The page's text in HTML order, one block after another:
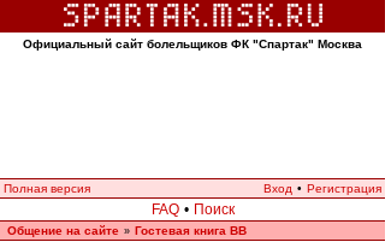
Официальный сайт болельщиков ФК "Спартак" Москва
Полная версия Вход • Регистрация
FAQ • Поиск
Общение на сайте » Гостевая книга ВВ